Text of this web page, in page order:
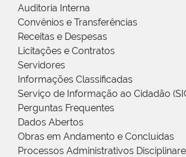
Auditoria Interna
Convênios e Transferências
Receitas e Despesas
Licitações e Contratos
Servidores
Informações Classificadas
Serviço de Informação ao Cidadão
Perguntas Frequentes
Dados Abertos
Obras em Andamento e Concluídas
Processos Administrativos